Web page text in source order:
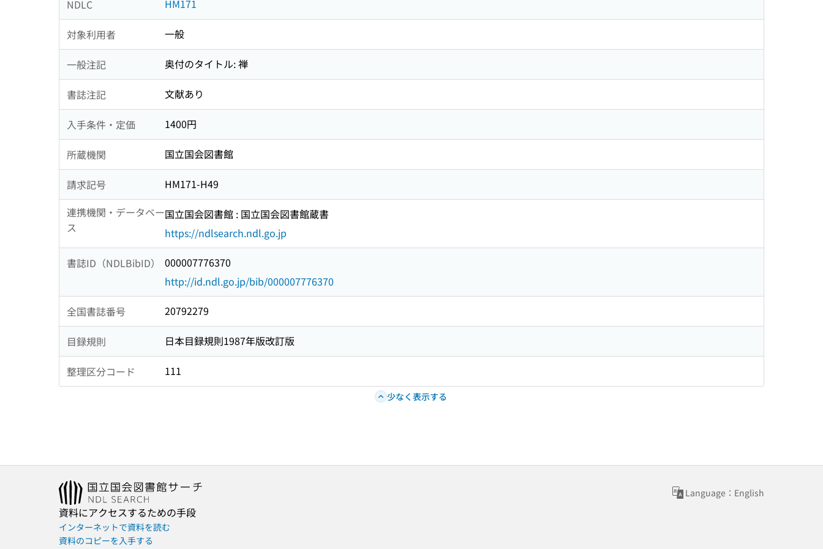
NDLC HM171
対象利用者 一般
一般注記 奥付のタイトル: 禅
書誌注記 文献あり
入手条件・定価 1400円
所蔵機関 国立国会図書館
請求記号
HM171-H49
連携機関・データベー
ス
国立国会図書館 : 国立国会図書館蔵書
https://ndlsearch.ndl.go.jp
書誌ID（NDLBibID）
000007776370
http://id.ndl.go.jp/bib/000007776370
全国書誌番号 20792279
目録規則 日本目録規則1987年版改訂版
整理区分コード 111
少なく表示する
Language：English
資料にアクセスするための手段
インターネットで資料を読む
資料のコピーを入手する